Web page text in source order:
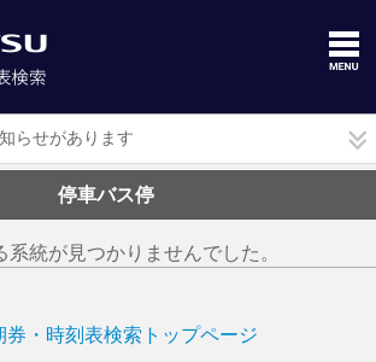
らせがあります
停車バス停
系統が見つかりませんでした。
券・時刻表検索トップページ